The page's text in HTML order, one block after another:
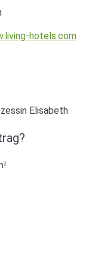
hotels.com
Elisabeth